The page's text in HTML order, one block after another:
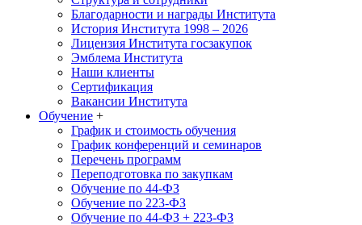
Благодарности и награды Института
История Института 1998 – 2026
Лицензия Института госзакупок
Эмблема Института
Наши клиенты
Сертификация
Вакансии Института
Обучение +
График и стоимость обучения
График конференций и семинаров
Перечень программ
Переподготовка по закупкам
Обучение по 44-ФЗ
Обучение по 223-ФЗ
Обучение по 44-ФЗ + 223-ФЗ